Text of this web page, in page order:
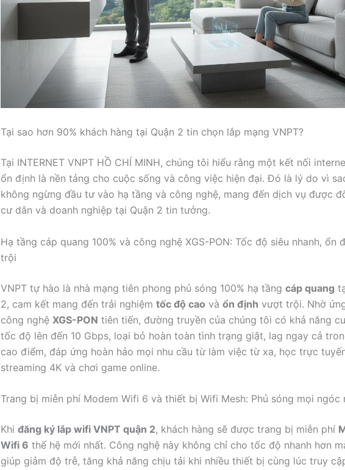
Tại sao hơn 90% khách hàng tại Quận 2 tin chọn lắp mạng VNPT?
Tại INTERNET VNPT HỒ CHÍ MINH, chúng tôi hiểu rằng một kết nối
ổn định là nền tảng cho cuộc sống và công việc hiện đại. Đó là lý do vì
không ngừng đầu tư vào hạ tầng và công nghệ, mang đến dịch vụ được
cư dân và doanh nghiệp tại Quận 2 tin tưởng.
Hạ tầng cáp quang 100% và công nghệ XGS-PON: Tốc độ siêu nhanh, ổn
trội
VNPT tự hào là nhà mạng tiên phong phủ sóng 100% hạ tầng cáp quang
2, cam kết mang đến trải nghiệm tốc độ cao và ổn định vượt trội. Nhờ
công nghệ XGS-PON tiên tiến, đường truyền của chúng tôi có khả năng
tốc độ lên đến 10 Gbps, loại bỏ hoàn toàn tình trạng giật, lag ngay cả
cao điểm, đáp ứng hoàn hảo mọi nhu cầu từ làm việc từ xa, học trực
streaming 4K và chơi game online.
Trang bị miễn phí Modem Wifi 6 và thiết bị Wifi Mesh: Phủ sóng mọi ngóc
Khi đăng ký lắp wifi VNPT quận 2, khách hàng sẽ được trang bị miễn phí
Wifi 6 thế hệ mới nhất. Công nghệ này không chỉ cho tốc độ nhanh hơn
giúp giảm độ trễ, tăng khả năng chịu tải khi nhiều thiết bị cùng lúc truy